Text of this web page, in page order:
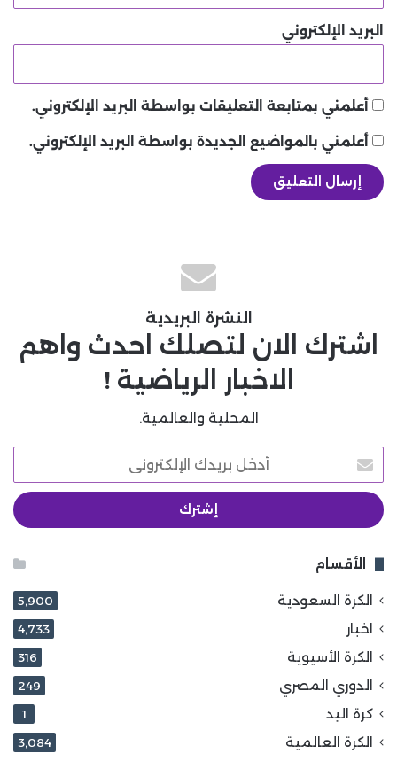
البريد الإلكتروني
أعلمني بمتابعة التعليقات بواسطة البريد الإلكتروني.
أعلمني بالمواضيع الجديدة بواسطة البريد الإلكتروني.
النشرة البريدية
اشترك الان لتصلك احدث واهم
الاخبار الرياضية !
المحلية والعالمية.
أدخل
بريدك
الإلكتروني
الأقسام
الكرة السعودية 5٬900
اخبار 4٬733
الكرة الأسيوية 316
الدوري المصري 249
كرة اليد 1
الكرة العالمية 3٬084